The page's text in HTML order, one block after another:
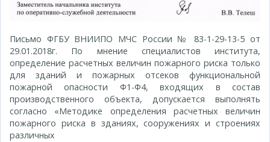
Письмо ФГБУ ВНИИПО МЧС России № 83-1-29-13-5 от
29.01.2018г. По мнение специалистов института,
определение расчетных величин пожарного риска только
для зданий и пожарных отсеков функциональной
пожарной опасности Ф1-Ф4, входящих в состав
производственного объекта, допускается выполнять
согласно «Методике определения расчетных величин
пожарного риска в зданиях, сооружениях и строениях
различных